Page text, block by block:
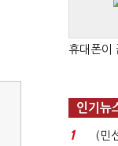
휴대폰이
인기뉴
1
(민